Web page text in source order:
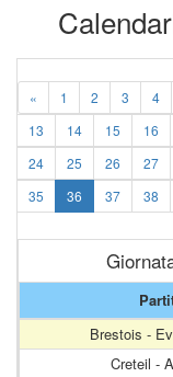
« 1 2 3 4
13
14 15 16
24
25 26 27
35
36 37 38
Brestois -
Creteil -